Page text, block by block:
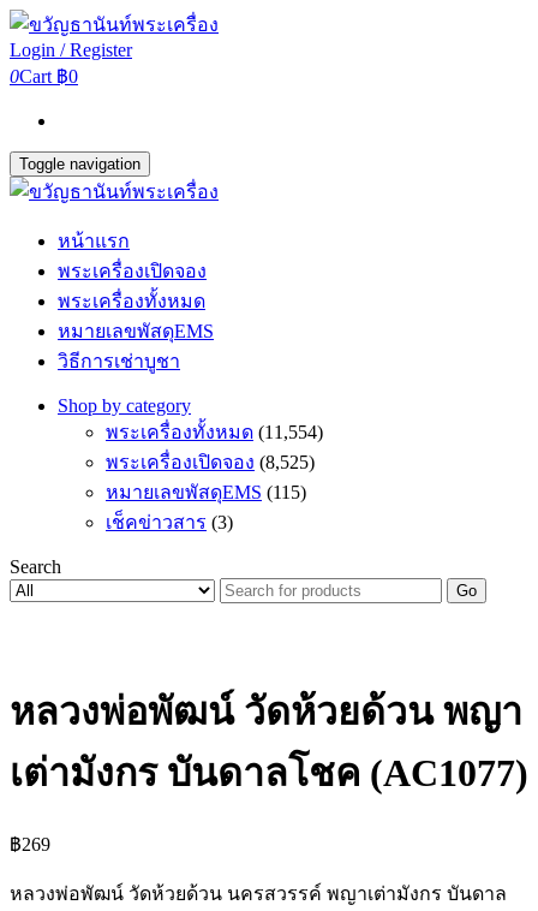
Login / Register
0Cart ฿0
Toggle navigation
หน้าแรก
พระเครื่องเปิดจอง
พระเครื่องทั้งหมด
หมายเลขพัสดุEMS
วิธีการเช่าบูชา
Shop by category
พระเครื่องทั้งหมด (11,554)
พระเครื่องเปิดจอง (8,525)
หมายเลขพัสดุEMS (115)
เช็คข่าวสาร (3)
Search
Go
หลวงพ่อพัฒน์ วัดห้วยด้วน พญา
เต่ามังกร บันดาลโชค (AC1077)
฿269
หลวงพ่อพัฒน์ วัดห้วยด้วน นครสวรรค์ พญาเต่ามังกร บันดาล